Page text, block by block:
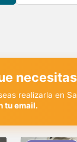
realizarla en
tu email.